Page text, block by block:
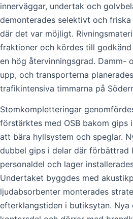
innerväggar, undertak och
demonterades selektivt och
där det var möjligt.
fraktioner och kördes till
en hög återvinningsgrad. Damm-
upp, och transporterna
trafikintensiva timmarna på
Stomkompletteringar
förstärktes med OSB bakom
att bära hyllsystem och speglar.
dubbel gips i delar där förbättrad
personaldel och lager
Undertaket byggdes med
ljudabsorbenter monterades
efterklangstiden i butiksytan.